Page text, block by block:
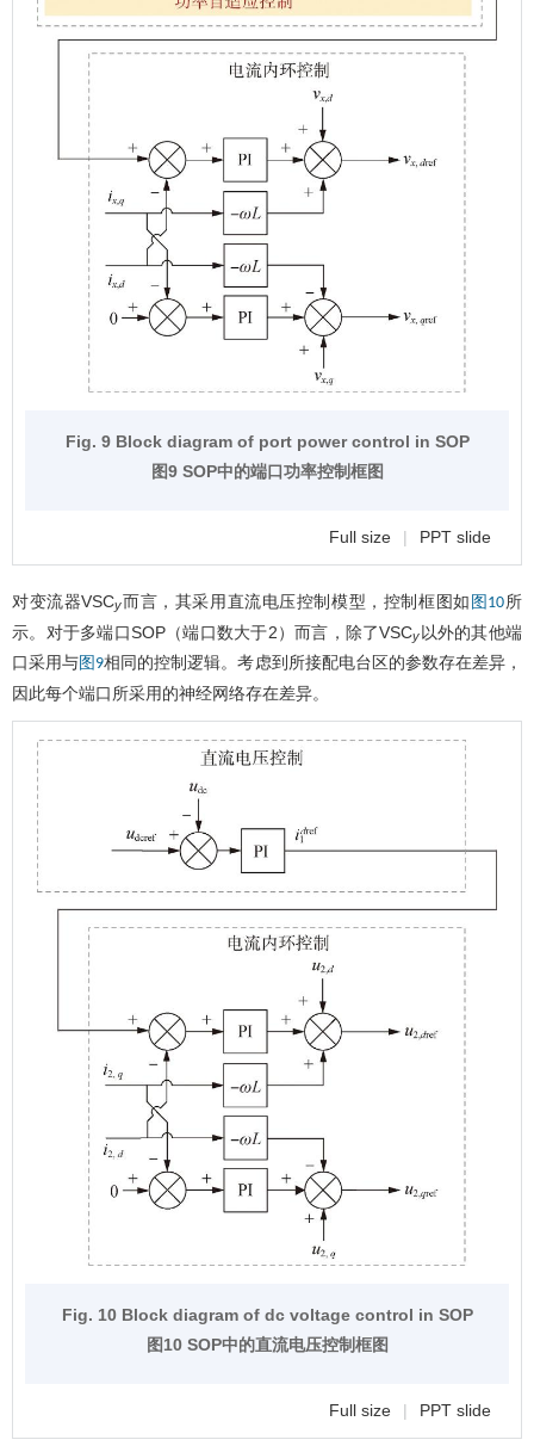
Fig. 9 Block diagram of port power control in SOP
图9 SOP中的端口功率控制框图
Full size | PPT slide
对变流器VSCy而言，其采用直流电压控制模型，控制框图如 图10所
示。对于多端口SOP（端口数大于2）而言，除了VSCy 以外的其他端
口采用与图9相同的控制逻辑。考虑到所接配电台区的参数存在差异，
因此每个端口所采用的神经网络存在差异。
Fig. 10 Block diagram of dc voltage control in SOP
图10 SOP中的直流电压控制框图
Full size | PPT slide